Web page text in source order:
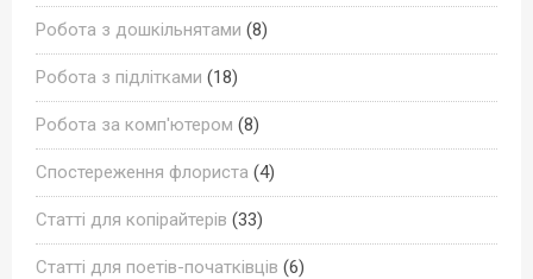
Робота з дошкільнятами (8)
Робота з підлітками (18)
Робота за комп'ютером (8)
Спостереження флориста (4)
Статті для копірайтерів (33)
Статті для поетів-початківців (6)